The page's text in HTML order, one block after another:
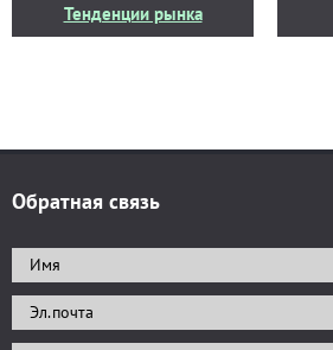
Тенденции рынка
Обратная связь